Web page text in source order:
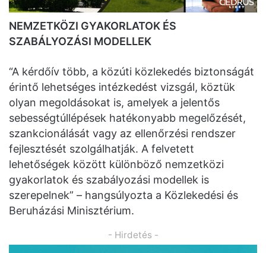
NEMZETKÖZI GYAKORLATOK ÉS
SZABÁLYOZÁSI MODELLEK
“A kérdőív több, a közúti közlekedés biztonságát
érintő lehetséges intézkedést vizsgál, köztük
olyan megoldásokat is, amelyek a jelentős
sebességtúllépések hatékonyabb megelőzését,
szankcionálását vagy az ellenőrzési rendszer
fejlesztését szolgálhatják. A felvetett
lehetőségek között különböző nemzetközi
gyakorlatok és szabályozási modellek is
szerepelnek” – hangsúlyozta a Közlekedési és
Beruházási Minisztérium.
- Hirdetés -